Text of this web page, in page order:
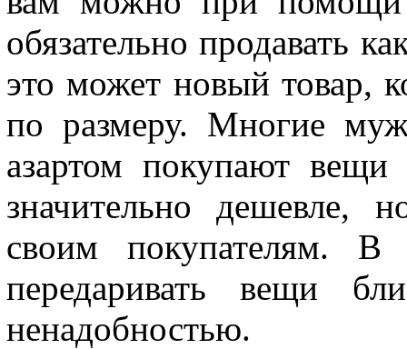
обязательно продавать
это может новый товар,
по размеру. Многие
азартом покупают вещи
значительно дешевле,
своим покупателям. В
передаривать вещи
ненадобностью.